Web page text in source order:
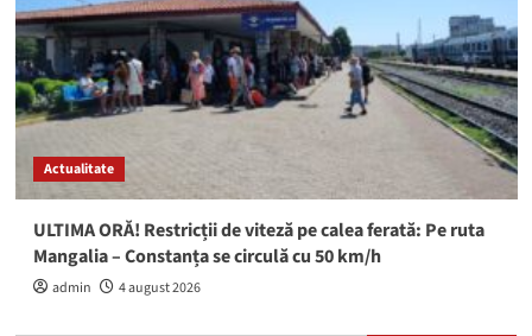
Actualitate
ULTIMA ORĂ! Restricții de viteză pe calea ferată: Pe ruta
Mangalia – Constanța se circulă cu 50 km/h
admin 4 august 2026